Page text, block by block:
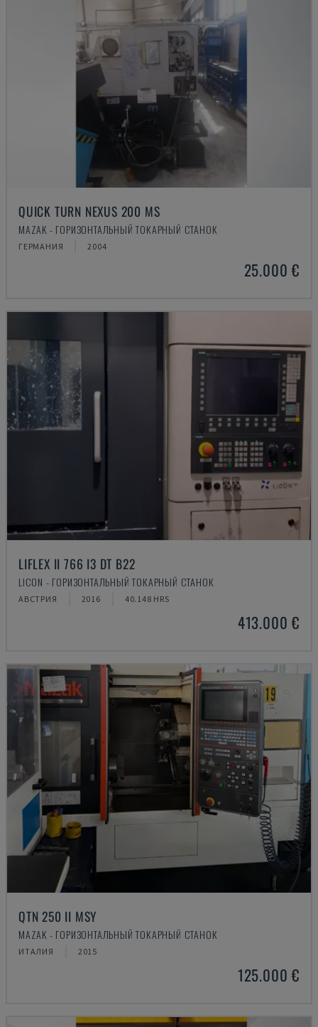
QUICK TURN NEXUS 200 MS
MAZAK - ГОРИЗОНТАЛЬНЫЙ ТОКАРНЫЙ СТАНОК
ГЕРМАНИЯ 2004
25.000 €
LIFLEX II 766 I3 DT B22
LICON - ГОРИЗОНТАЛЬНЫЙ ТОКАРНЫЙ СТАНОК
АВСТРИЯ 2016 40.148 HRS
413.000 €
QTN 250 II MSY
MAZAK - ГОРИЗОНТАЛЬНЫЙ ТОКАРНЫЙ СТАНОК
ИТАЛИЯ 2015
125.000 €